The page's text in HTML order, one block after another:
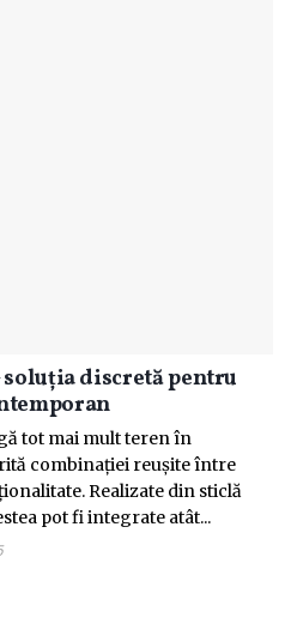
discretă pentru
tot mai mult teren în
combinației reușite între
Realizate din sticlă
pot fi integrate atât...